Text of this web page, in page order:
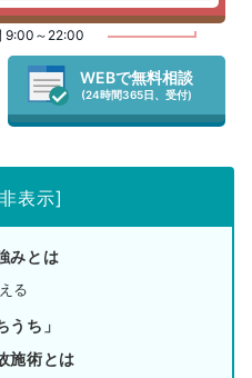
9:00～22:00
WEBで無料相談
(24時間365日、受付)
非表示]
みとは
る
ち」
施術とは